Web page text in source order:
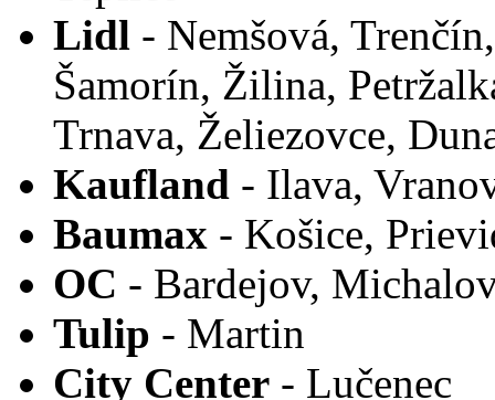
Lidl - Nemšová,
Šamorín, Žilina,
Trnava, Želiezovce,
Kaufland - Ilava,
Baumax - Košice,
OC - Bardejov,
Tulip - Martin
City Center - Lučenec